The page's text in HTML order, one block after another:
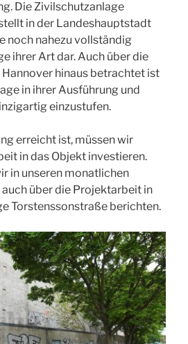
Die Zivilschutzanlage
in der Landeshauptstadt
noch nahezu vollständig
ihrer Art dar. Auch über die
Hannover hinaus betrachtet ist
in ihrer Ausführung und
einzustufen.
erreicht ist, müssen wir
in das Objekt investieren.
in unseren monatlichen
über die Projektarbeit in
Torstenssonstraße berichten.